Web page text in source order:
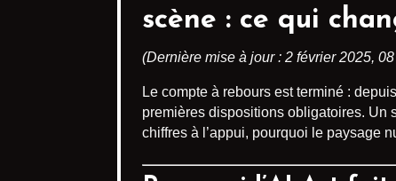
scène : ce qui
(Dernière mise à jour : 2 février 2025,
Le compte à rebours est terminé :
premières dispositions obligatoires. Un
chiffres à l’appui, pourquoi le paysage